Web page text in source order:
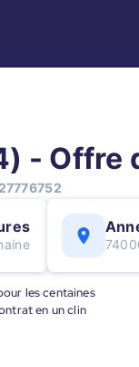
- Offre
les centaines
en un clin